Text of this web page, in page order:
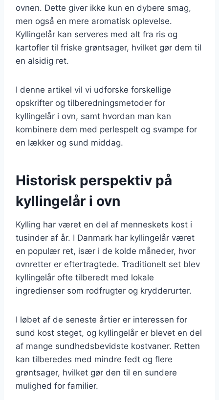
ovnen. Dette giver ikke kun en dybere smag,
men også en mere aromatisk oplevelse.
Kyllingelår kan serveres med alt fra ris og
kartofler til friske grøntsager, hvilket gør dem til
en alsidig ret.
I denne artikel vil vi udforske forskellige
opskrifter og tilberedningsmetoder for
kyllingelår i ovn, samt hvordan man kan
kombinere dem med perlespelt og svampe for
en lækker og sund middag.
Historisk perspektiv på
kyllingelår i ovn
Kylling har været en del af menneskets kost i
tusinder af år. I Danmark har kyllingelår været
en populær ret, især i de kolde måneder, hvor
ovnretter er eftertragtede. Traditionelt set blev
kyllingelår ofte tilberedt med lokale
ingredienser som rodfrugter og krydderurter.
I løbet af de seneste årtier er interessen for
sund kost steget, og kyllingelår er blevet en del
af mange sundhedsbevidste kostvaner. Retten
kan tilberedes med mindre fedt og flere
grøntsager, hvilket gør den til en sundere
mulighed for familier.